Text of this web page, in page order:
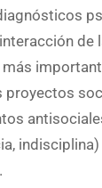
de
proyectos